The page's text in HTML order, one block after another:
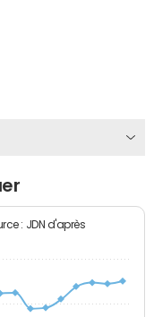
: JDN d'après